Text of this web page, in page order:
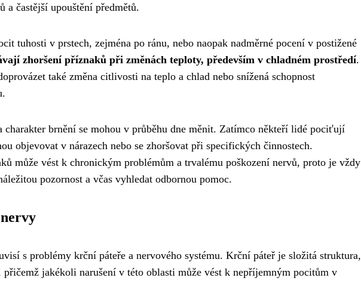
a častější upouštění předmětů.
tuhosti v prstech, zejména po ránu, nebo naopak nadměrné pocení v postižené
zhoršení příznaků při změnách teploty, především v chladném prostředí.
také změna citlivosti na teplo a chlad nebo snížená schopnost
charakter brnění se mohou v průběhu dne měnit. Zatímco někteří lidé pociťují
objevovat v nárazech nebo se zhoršovat při specifických činnostech.
může vést k chronickým problémům a trvalému poškození nervů, proto je vždy
pozornost a včas vyhledat odbornou pomoc.
s problémy krční páteře a nervového systému. Krční páteř je složitá struktura,
jakékoli narušení v této oblasti může vést k nepříjemným pocitům v